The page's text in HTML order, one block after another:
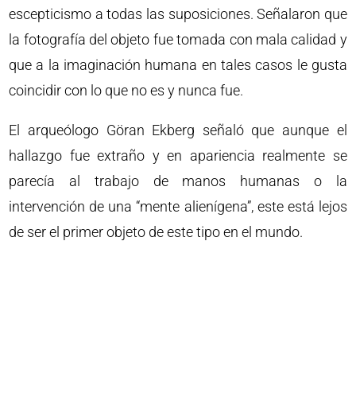
escepticismo a todas las suposiciones. Señalaron que
la fotografía del objeto fue tomada con mala calidad y
que a la imaginación humana en tales casos le gusta
coincidir con lo que no es y nunca fue.
El arqueólogo Göran Ekberg señaló que aunque el
hallazgo fue extraño y en apariencia realmente se
parecía al trabajo de manos humanas o la
intervención de una “mente alienígena”, este está lejos
de ser el primer objeto de este tipo en el mundo.